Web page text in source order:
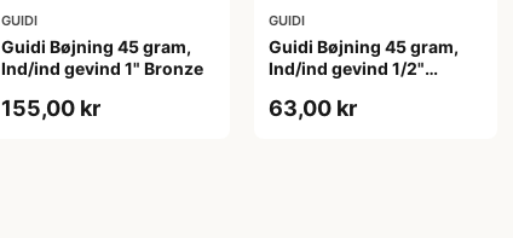
GUIDI
Guidi Bøjning 45 gram,
Ind/ind gevind 1" Bronze
155,00 kr
GUIDI
Guidi Bøjning 45 gram,
Ind/ind gevind 1/2"
63,00 kr